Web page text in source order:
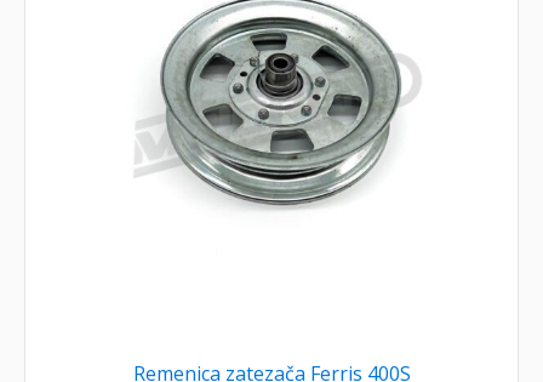
Remenica zatezača Ferris 400S